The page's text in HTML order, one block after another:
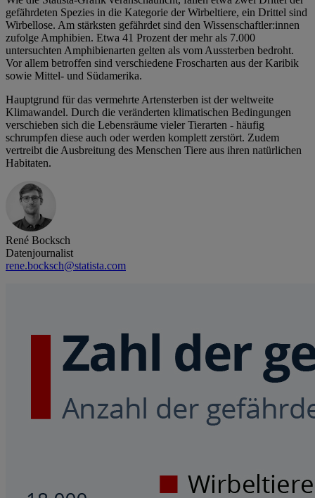
gefährdeten Spezies in die Kategorie der Wirbeltiere, ein Drittel sind
Wirbellose. Am stärksten gefährdet sind den Wissenschaftler:innen
zufolge Amphibien. Etwa 41 Prozent der mehr als 7.000
untersuchten Amphibienarten gelten als vom Aussterben bedroht.
Vor allem betroffen sind verschiedene Froscharten aus der Karibik
sowie Mittel- und Südamerika.
Hauptgrund für das vermehrte Artensterben ist der weltweite
Klimawandel. Durch die veränderten klimatischen Bedingungen
verschieben sich die Lebensräume vieler Tierarten - häufig
schrumpfen diese auch oder werden komplett zerstört. Zudem
vertreibt die Ausbreitung des Menschen Tiere aus ihren natürlichen
Habitaten.
René Bocksch
Datenjournalist
rene.bocksch@statista.com